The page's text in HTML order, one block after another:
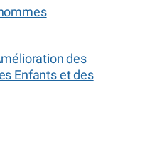
des
Enfants et des